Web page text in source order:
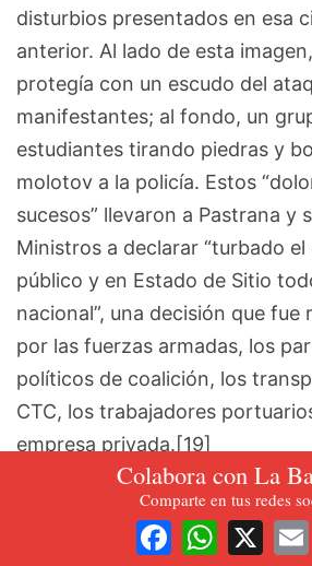
disturbios presentados en esa
anterior. Al lado de esta
protegía con un escudo del
manifestantes; al fondo, un
estudiantes tirando piedras y
molotov a la policía. Estos
sucesos” llevaron a Pastrana y
Ministros a declarar “turbado el
público y en Estado de Sitio
nacional”, una decisión que fue
por las fuerzas armadas, los
políticos de coalición, los
CTC, los trabajadores
empresa privada.[19]
La declaratoria de estado de
amplios sectores de la sociedad
Colabora con La
Comparte en tus redes
FacebookWhatsApp
X